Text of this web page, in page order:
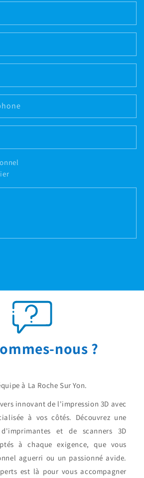
nous ?
à La Roche Sur Yon.
innovant de l'impression 3D avec
à vos côtés. Découvrez une
et de scanners 3D
à chaque exigence, que vous
aguerri ou un passionné avide.
est là pour vous accompagner